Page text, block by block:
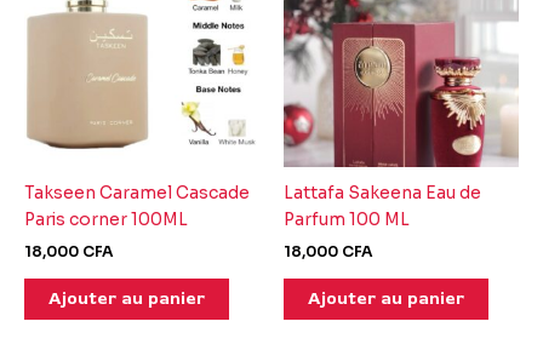
Takseen Caramel Cascade
Paris corner 100ML
18,000 CFA
Ajouter au panier
Lattafa Sakeena Eau de
Parfum 100 ML
18,000 CFA
Ajouter au panier